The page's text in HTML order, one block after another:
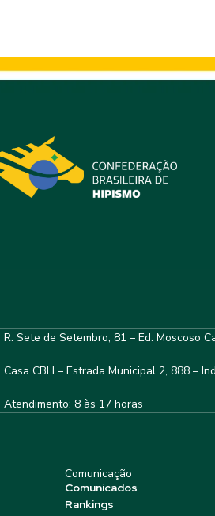
R. Sete de Setembro, 81 – Ed. Moscoso
Casa CBH – Estrada Municipal 2, 888 –
Atendimento: 8 às 17 horas
Comunicação
Comunicados
Rankings